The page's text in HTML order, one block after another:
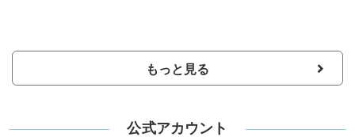
もっと見る
公式アカウント